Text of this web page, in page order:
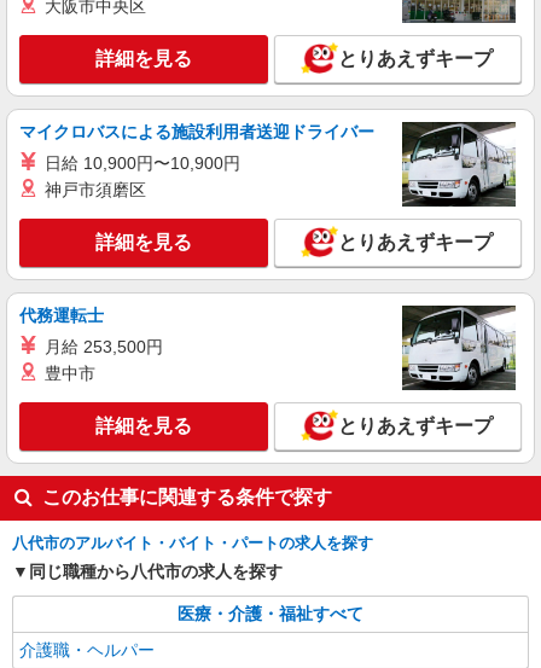
詳細を見る
派遣社員
株式会社kotrio /●KM-H-2159959
NEW
八代市＊自分のペースでゆったり働こう＊サ
高住STAFF
時給1450円〜2062円 ＜日払い有/週払い有/交
通費全支給(ガソリン代含む)＞
八代市内
詳細を見る
派遣社員
株式会社kotrio /●KM-H-2160106
NEW
八代市＊グループホームで家事・生活サポー
トのお仕事♪
時給1450円〜2062円 ＜日払い有/週払い有/交
通費全支給(ガソリン代含む)＞
八代市役所周辺
キープ
株式会社kotrio /●KM-H-2160647
NEW
大阪市中央区
詳細を見る とりあえずキープ
マイクロバスによる施設利用者送迎ドライバー
日給 10,900円〜10,900円
神戸市須磨区
詳細を見る とりあえずキープ
代務運転士
月給 253,500円
豊中市
詳細を見る とりあえずキープ
このお仕事に関連する条件で探す
八代市のアルバイト・バイト・パートの求人を探す
同じ職種から八代市の求人を探す
医療・介護・福祉すべて
介護職・ヘルパー